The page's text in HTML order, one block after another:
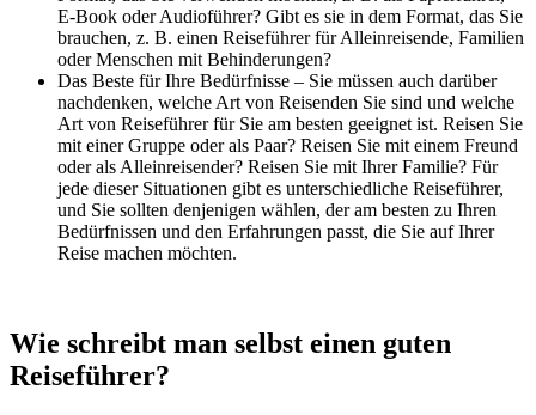
E-Book oder Audioführer? Gibt es sie in dem Format, das Sie
brauchen, z. B. einen Reiseführer für Alleinreisende, Familien
oder Menschen mit Behinderungen?
Das Beste für Ihre Bedürfnisse – Sie müssen auch darüber
nachdenken, welche Art von Reisenden Sie sind und welche
Art von Reiseführer für Sie am besten geeignet ist. Reisen Sie
mit einer Gruppe oder als Paar? Reisen Sie mit einem Freund
oder als Alleinreisender? Reisen Sie mit Ihrer Familie? Für
jede dieser Situationen gibt es unterschiedliche Reiseführer,
und Sie sollten denjenigen wählen, der am besten zu Ihren
Bedürfnissen und den Erfahrungen passt, die Sie auf Ihrer
Reise machen möchten.
Wie schreibt man selbst einen guten
Reiseführer?